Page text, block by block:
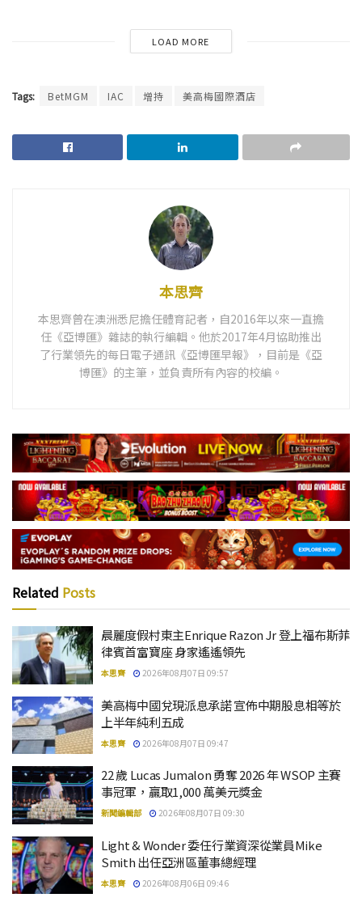
LOAD MORE
Tags: BetMGM IAC 增持 美高梅國際酒店
本思齊
本思齊曾在澳洲悉尼擔任體育記者，自2016年以來一直擔
任《亞博匯》雜誌的執行編輯。他於2017年4月協助推出
了行業領先的每日電子通訊《亞博匯早報》，目前是《亞
博匯》的主筆，並負責所有內容的校編。
Related Posts
晨麗度假村東主Enrique Razon Jr 登上福布斯菲
律賓首富寶座 身家遙遙領先
本思齊 2026年08月07日 09:57
美高梅中國兌現派息承諾 宣佈中期股息相等於
上半年純利五成
本思齊 2026年08月07日 09:47
22 歲 Lucas Jumalon 勇奪 2026 年 WSOP 主賽
事冠軍，贏取1,000 萬美元獎金
新聞編輯部 2026年08月07日 09:30
Light & Wonder 委任行業資深從業員Mike
Smith 出任亞洲區董事總經理
本思齊 2026年08月06日 09:46